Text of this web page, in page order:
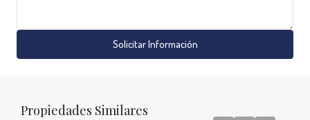
Solicitar Información
Propiedades Similares